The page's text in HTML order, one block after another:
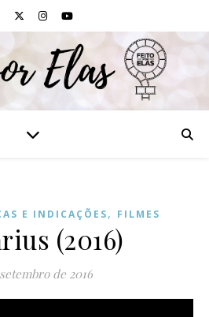
E INDICAÇÕES, FILMES
(2016)
de 2016